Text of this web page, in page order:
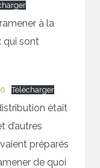
à la
qui sont
Télécharger
était
d’autres
préparés
de quoi